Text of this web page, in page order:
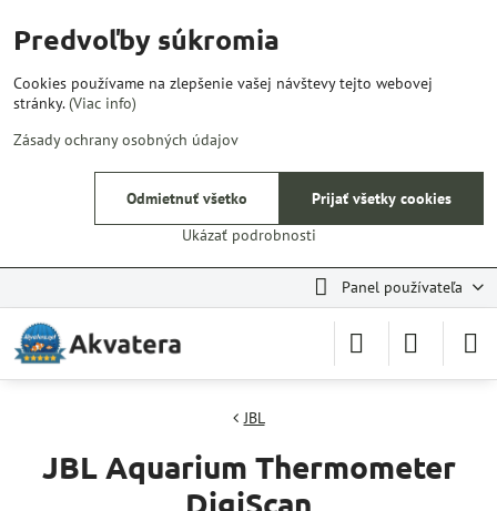
Panel používateľa
JBL
JBL Aquarium Thermometer
DigiScan
Predvoľby súkromia
Cookies používame na zlepšenie vašej návštevy tejto webovej
stránky.(Viac info)
Zásady ochrany osobných údajov
Ukázať podrobnosti
Prijať všetky cookies
Odmietnuť všetko